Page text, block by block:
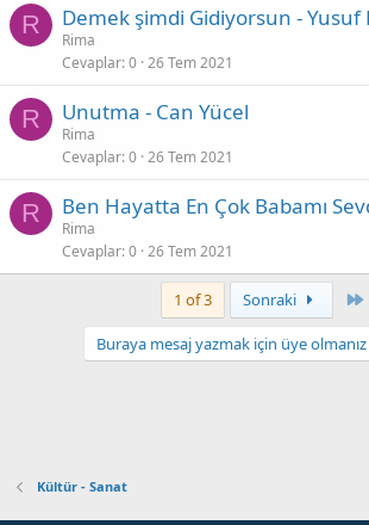
R Demek şimdi Gidiyorsun - Yusuf
Rima
Cevaplar 0 26 Tem 2021
R Unutma - Can Yücel
Rima
Cevaplar 0 26 Tem 2021
R Ben Hayatta En Çok Babamı
Rima
Cevaplar 0 26 Tem 2021
1 of 3 Sonraki
Buraya mesaj yazmak için üye
Kültür - Sanat